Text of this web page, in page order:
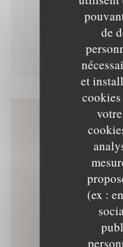
de
et
(ex :
16